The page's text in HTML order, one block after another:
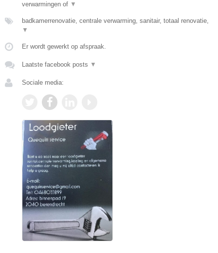
verwarmingen of ▼
badkamerrenovatie, centrale verwarming, sanitair, totaal renovatie,
▼
Er wordt gewerkt op afspraak.
Laatste facebook posts ▼
Sociale media: